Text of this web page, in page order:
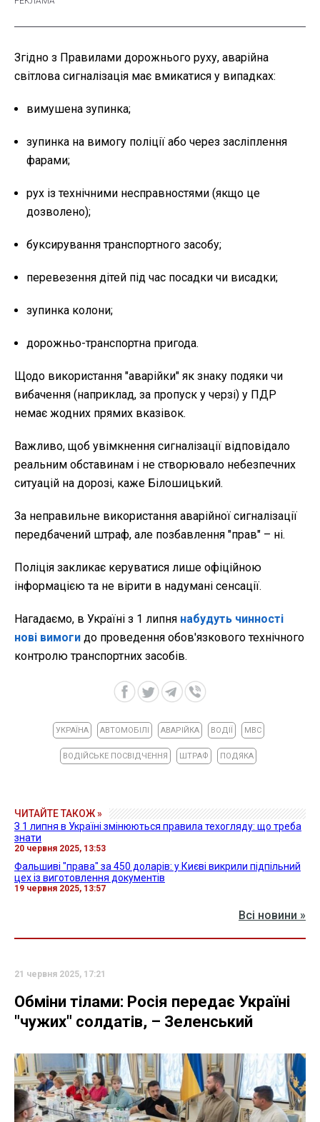
Згідно з Правилами дорожнього руху, аварійна
світлова сигналізація має вмикатися у випадках:
вимушена зупинка;
зупинка на вимогу поліції або через засліплення
фарами;
рух із технічними несправностями (якщо це
дозволено);
буксирування транспортного засобу;
перевезення дітей під час посадки чи висадки;
зупинка колони;
дорожньо-транспортна пригода.
Щодо використання "аварійки" як знаку подяки чи
вибачення (наприклад, за пропуск у черзі) у ПДР
немає жодних прямих вказівок.
Важливо, щоб увімкнення сигналізації відповідало
реальним обставинам і не створювало небезпечних
ситуацій на дорозі, каже Білошицький.
За неправильне використання аварійної сигналізації
передбачений штраф, але позбавлення "прав" – ні.
Поліція закликає керуватися лише офіційною
інформацією та не вірити в надумані сенсації.
Нагадаємо, в Україні з 1 липня набудуть чинності
нові вимоги до проведення обов'язкового технічного
контролю транспортних засобів.
УКРАЇНА АВТОМОБІЛІ АВАРІЙКА ВОДІЇ МВС
ВОДІЙСЬКЕ ПОСВІДЧЕННЯ ШТРАФ ПОДЯКА
ЧИТАЙТЕ ТАКОЖ »
З 1 липня в Україні змінюються правила техогляду: що треба
знати
20 червня 2025, 13:53
Фальшиві "права" за 450 доларів: у Києві викрили підпільний
цех із виготовлення документів
19 червня 2025, 13:57
Всі новини »
21 червня 2025, 17:21
Обміни тілами: Росія передає Україні
"чужих" солдатів, – Зеленський